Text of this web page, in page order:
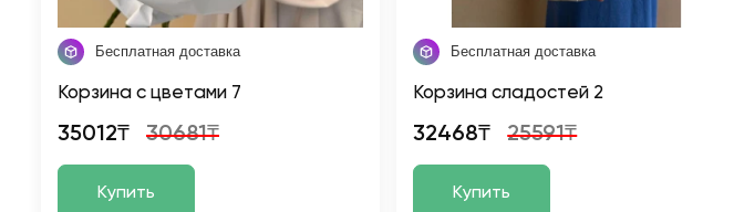
Бесплатная доставка
Корзина с цветами 7
35012₸ 30681₸
Купить
Бесплатная доставка
Корзина сладостей 2
32468₸ 25591₸
Купить